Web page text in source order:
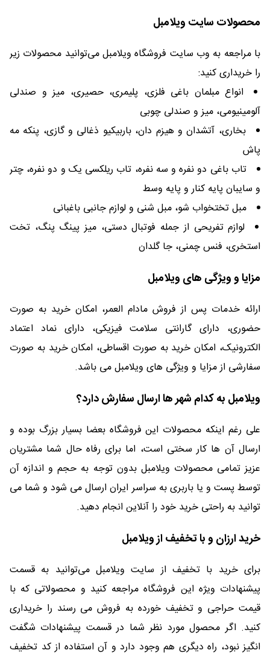
محصولات سایت ویلامبل
با مراجعه به وب سایت فروشگاه ویلامبل می‌توانید محصولات زیر
را خریداری کنید:
انواع مبلمان باغی فلزی، پلیمری، حصیری، میز و صندلی
آلومینیومی، میز و صندلی چوبی
بخاری، آتشدان و هیزم دان، باربیکیو ذغالی و گازی، پنکه مه
پاش
تاب باغی دو نفره و سه نفره، تاب ریلکسی یک و دو نفره، چتر
و سایبان پایه کنار و پایه وسط
مبل تختخواب شو، مبل شنی و لوازم جانبی باغبانی
لوازم تفریحی از جمله فوتبال دستی، میز پینگ پنگ، تخت
استخری، فنس چمنی، جا گلدان
مزایا و ویژگی های ویلامبل
ارائه خدمات پس از فروش مادام العمر، امکان خرید به صورت
حضوری، دارای گارانتی سلامت فیزیکی، دارای نماد اعتماد
الکترونیک، امکان خرید به صورت اقساطی، امکان خرید به صورت
سفارشی از مزایا و ویژگی های ویلامبل می باشد.
ویلامبل به کدام شهر ها ارسال سفارش دارد؟
علی رغم اینکه محصولات این فروشگاه بعضا بسیار بزرگ بوده و
ارسال آن ها کار سختی است، اما برای رفاه حال شما مشتریان
عزیز تمامی محصولات ویلامبل بدون توجه به حجم و اندازه آن
توسط پست و یا باربری به سراسر ایران ارسال می شود و شما می
توانید به راحتی خرید خود را آنلاین انجام دهید.
خرید ارزان و با تخفیف از ویلامبل
برای خرید با تخفیف از سایت ویلامبل می‌توانید به قسمت
پیشنهادات ویژه این فروشگاه مراجعه کنید و محصولاتی که با
قیمت حراجی و تخفیف خورده به فروش می رسند را خریداری
کنید. اگر محصول مورد نظر شما در قسمت پیشنهادات شگفت
انگیز نبود، راه دیگری هم وجود دارد و آن استفاده از کد تخفیف